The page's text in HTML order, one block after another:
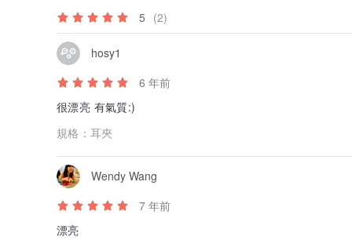
5 (2)
hosy1
6 年前
很漂亮 有氣質:)
規格：耳夾
Wendy Wang
7 年前
漂亮